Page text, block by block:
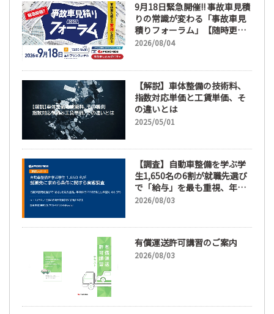
9月18日緊急開催!! 事故車見積
りの常識が変わる「事故車見
積りフォーラム」【随時更
新】
2026/08/04
【解説】車体整備の技術料、
指数対応単価と工賃単価、そ
の違いとは
2025/05/01
【調査】自動車整備を学ぶ学
生1,650名の6割が就職先選び
で「給与」を最も重視、年間
休日「110日以上」希望も
2026/08/03
有償運送許可講習のご案内
2026/08/03